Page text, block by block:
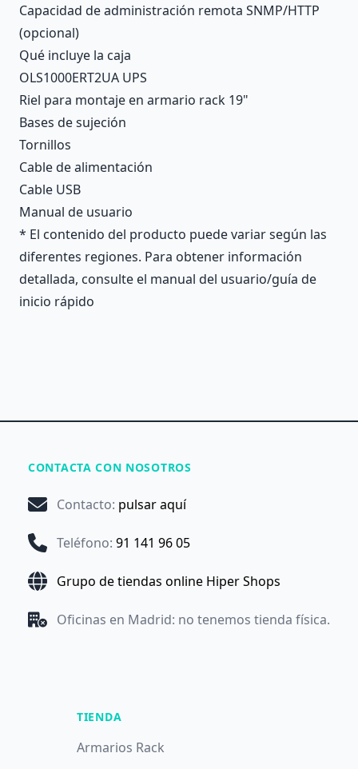
Capacidad de administración remota SNMP/HTTP
(opcional)
Qué incluye la caja
OLS1000ERT2UA UPS
Riel para montaje en armario rack 19"
Bases de sujeción
Tornillos
Cable de alimentación
Cable USB
Manual de usuario
* El contenido del producto puede variar según las
diferentes regiones. Para obtener información
detallada, consulte el manual del usuario/guía de
inicio rápido
CONTACTA CON NOSOTROS
Contacto: pulsar aquí
Teléfono: 91 141 96 05
Grupo de tiendas online Hiper Shops
Oficinas en Madrid: no tenemos tienda física.
TIENDA
Armarios Rack